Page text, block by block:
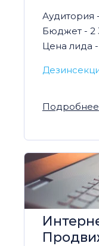
Аудитория
Бюджет - 2
Цена лида -
Подробнее